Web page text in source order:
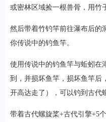
或密林区域捡一根兽骨，用竹
然后带着竹钓竿前往瀑布后的
你传说中的钓鱼竿。
使用传说中的钓鱼竿与蚯蚓在
到，并损坏鱼竿，损坏鱼竿后
开高达走了），可以钓到古代
带着古代螺旋桨+古代引擎+5